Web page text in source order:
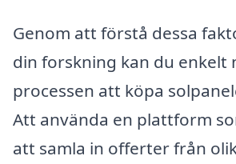
Genom att förstå dessa
din forskning kan du enkelt
processen att köpa
Att använda en plattform
att samla in offerter från